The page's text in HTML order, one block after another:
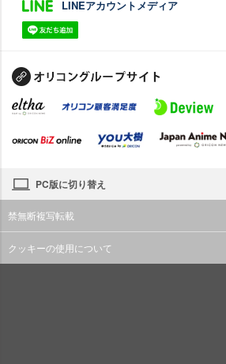
LINEアカウントメディア
PC版に切り替え
禁無断複写転載
クッキーの使用について